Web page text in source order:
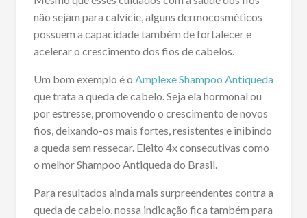
não sejam para calvície, alguns dermocosméticos
possuem a capacidade também de fortalecer e
acelerar o crescimento dos fios de cabelos.
Um bom exemplo é o Amplexe Shampoo Antiqueda
que trata a queda de cabelo. Seja ela hormonal ou
por estresse, promovendo o crescimento de novos
fios, deixando-os mais fortes, resistentes e inibindo
a queda sem ressecar. Eleito 4x consecutivas como
o melhor Shampoo Antiqueda do Brasil.
Para resultados ainda mais surpreendentes contra a
queda de cabelo, nossa indicação fica também para